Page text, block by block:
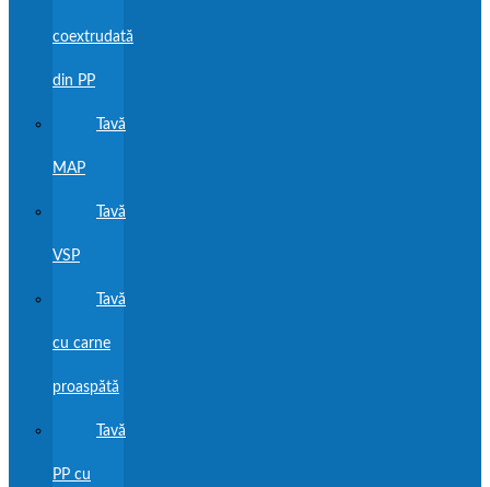
coextrudată
din PP
Tavă
MAP
Tavă
VSP
Tavă
cu carne
proaspătă
Tavă
PP cu